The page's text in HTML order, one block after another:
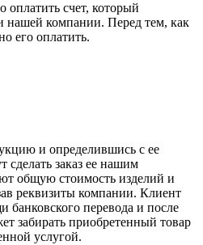
оплатить счет, который
нашей компании. Перед тем, как
его оплатить.
и определившись с ее
сделать заказ ее нашим
общую стоимость изделий и
реквизиты компании. Клиент
банковского перевода и после
забирать приобретенный товар
услугой.